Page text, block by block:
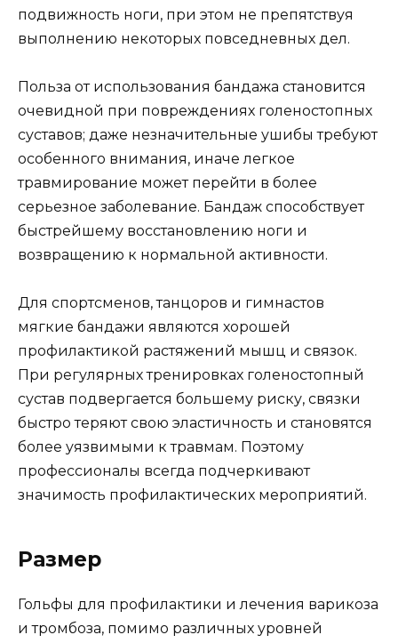
подвижность ноги, при этом не препятствуя
выполнению некоторых повседневных дел.
Польза от использования бандажа становится
очевидной при повреждениях голеностопных
суставов; даже незначительные ушибы требуют
особенного внимания, иначе легкое
травмирование может перейти в более
серьезное заболевание. Бандаж способствует
быстрейшему восстановлению ноги и
возвращению к нормальной активности.
Для спортсменов, танцоров и гимнастов
мягкие бандажи являются хорошей
профилактикой растяжений мышц и связок.
При регулярных тренировках голеностопный
сустав подвергается большему риску, связки
быстро теряют свою эластичность и становятся
более уязвимыми к травмам. Поэтому
профессионалы всегда подчеркивают
значимость профилактических мероприятий.
Размер
Гольфы для профилактики и лечения варикоза
и тромбоза, помимо различных уровней